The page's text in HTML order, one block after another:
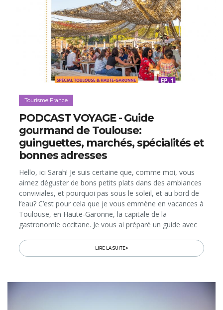
Tourisme France
PODCAST VOYAGE - Guide
gourmand de Toulouse:
guinguettes, marchés, spécialités et
bonnes adresses
Hello, ici Sarah! Je suis certaine que, comme moi, vous
aimez déguster de bons petits plats dans des ambiances
conviviales, et pourquoi pas sous le soleil, et au bord de
l’eau? C’est pour cela que je vous emmène en vacances à
Toulouse, en Haute-Garonne, la capitale de la
gastronomie occitane. Je vous ai préparé un guide avec
gourmands...
LIRE LA SUITE